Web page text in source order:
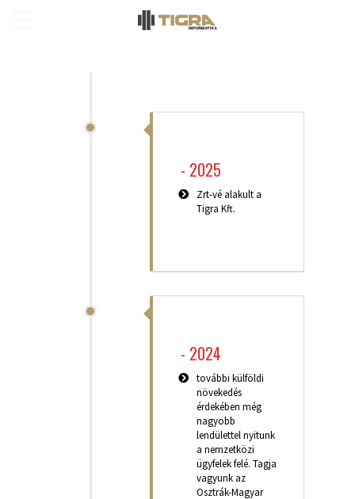
- 2025
Zrt-vé alakult a
Tigra Kft.
- 2024
további külföldi
növekedés
érdekében még
nagyobb
lendülettel nyitunk
a nemzetközi
ügyfelek felé. Tagja
vagyunk az
Osztrák-Magyar